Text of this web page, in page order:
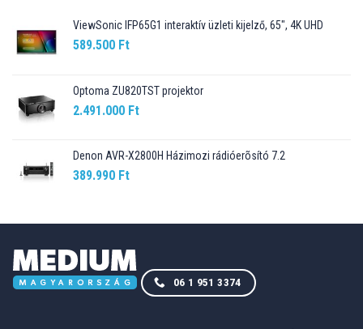
ViewSonic IFP65G1 interaktív üzleti kijelző, 65", 4K UHD
589.500 Ft
Optoma ZU820TST projektor
2.491.000 Ft
Denon AVR-X2800H Házimozi rádióerõsító 7.2
389.990 Ft
06 1 951 3374